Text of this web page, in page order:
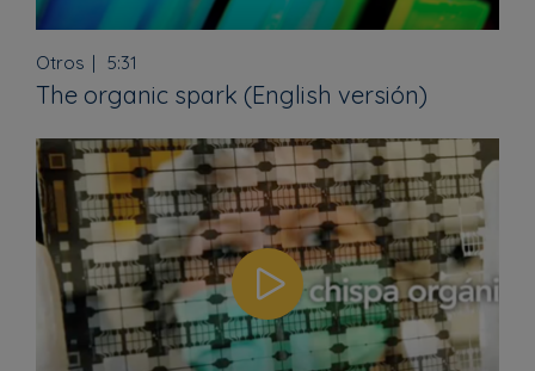
Otros 5:31
The organic spark (English versión)